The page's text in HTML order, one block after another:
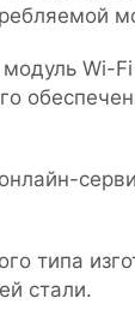
Wi-
типа
стали.